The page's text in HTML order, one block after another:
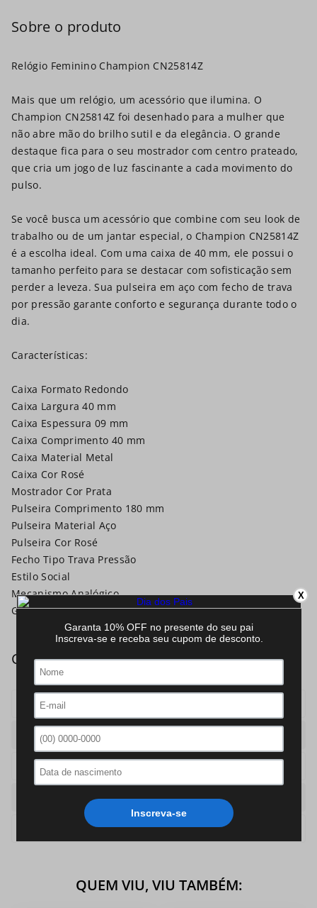
Relógio Feminino Champion CN25814Z
Mais que um relógio, um acessório que ilumina. O
Champion CN25814Z foi desenhado para a mulher que
não abre mão do brilho sutil e da elegância. O grande
destaque fica para o seu mostrador com centro prateado,
que cria um jogo de luz fascinante a cada movimento do
pulso.
Se você busca um acessório que combine com seu look de
trabalho ou de um jantar especial, o Champion CN25814Z
é a escolha ideal. Com uma caixa de 40 mm, ele possui o
tamanho perfeito para se destacar com sofisticação sem
perder a leveza. Sua pulseira em aço com fecho de trava
por pressão garante conforto e segurança durante todo o
dia.
Características:
Caixa Formato Redondo
Caixa Largura 40 mm
Caixa Espessura 09 mm
Caixa Comprimento 40 mm
Caixa Material Metal
Caixa Cor Rosé
Mostrador Cor Prata
Pulseira Comprimento 180 mm
Pulseira Material Aço
Pulseira Cor Rosé
Fecho Tipo Trava Pressão
Estilo Social
Mecanismo Analógico
Garantia 12 Meses
Mecanismo
Caixa
Pulseira
Rose
Rose
QUEM VIU, VIU TAMBÉM:
X